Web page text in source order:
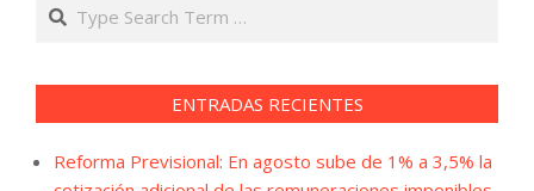
ENTRADAS RECIENTES
Reforma Previsional: En agosto sube de 1% a 3,5% la